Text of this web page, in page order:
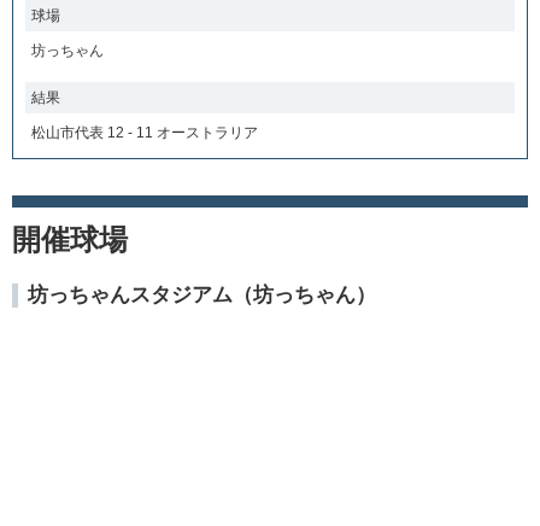
球場
坊っちゃん
結果
松山市代表 12 - 11 オーストラリア
開催球場
坊っちゃんスタジアム（坊っちゃん）